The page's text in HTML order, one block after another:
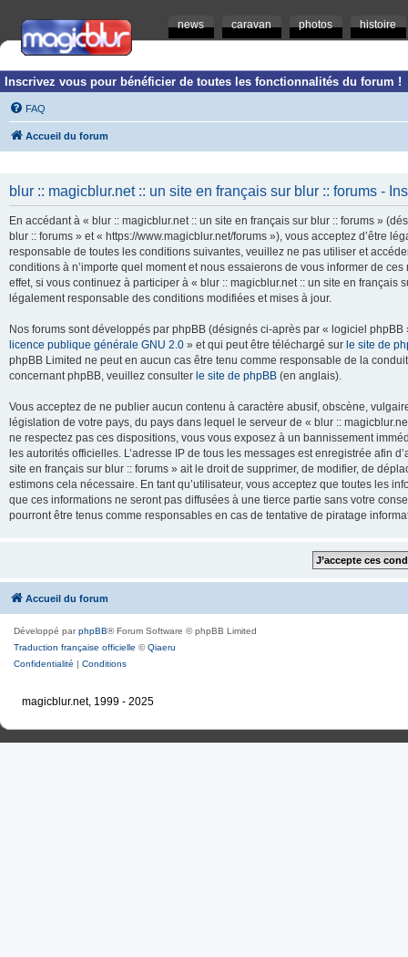
news caravan photos histoire
Inscrivez vous pour bénéficier de toutes les fonctionnalités du forum !
FAQ
Accueil du forum
blur :: magicblur.net :: un site en français sur blur :: forums -
En accédant à « blur :: magicblur.net :: un site en français sur blur :: forums »
blur :: forums » et « https://www.magicblur.net/forums »), vous acceptez d’être
responsable de toutes les conditions suivantes, veuillez ne pas utiliser et
conditions à n’importe quel moment et nous essaierons de vous informer de
effet, si vous continuez à participer à « blur :: magicblur.net :: un site en
légalement responsable des conditions modifiées et mises à jour.
Nos forums sont développés par phpBB (désignés ci-après par « logiciel
licence publique générale GNU 2.0 » et qui peut être téléchargé sur le site de
phpBB Limited ne peut en aucun cas être tenu comme responsable de la
concernant phpBB, veuillez consulter le site de phpBB (en anglais).
Vous acceptez de ne publier aucun contenu à caractère abusif, obscène,
législation de votre pays, du pays dans lequel le serveur de « blur ::
ne respectez pas ces dispositions, vous vous exposez à un bannissement
les autorités officielles. L’adresse IP de tous les messages est enregistrée afin
site en français sur blur :: forums » ait le droit de supprimer, de modifier, de
estimons cela nécessaire. En tant qu’utilisateur, vous acceptez que toutes les
que ces informations ne seront pas diffusées à une tierce partie sans votre
pourront être tenus comme responsables en cas de tentative de piratage
Accueil du forum
Développé parphpBB® Forum Software © phpBB Limited
Traduction française officielle ©Qiaeru
Confidentialité | Conditions
magicblur.net, 1999 - 2025